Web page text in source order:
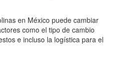
en México puede cambiar
como el tipo de cambio
e incluso la logística para el